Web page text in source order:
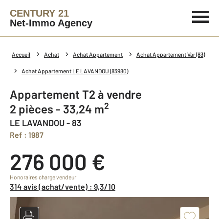
CENTURY 21
Net-Immo Agency
Accueil Achat Achat Appartement Achat Appartement Var (83)
Achat Appartement LE LAVANDOU (83980)
Appartement T2 à vendre
2 pièces - 33,24 m2
LE LAVANDOU - 83
Ref : 1987
276 000 €
Honoraires charge vendeur
314 avis (achat/vente) : 9,3/10